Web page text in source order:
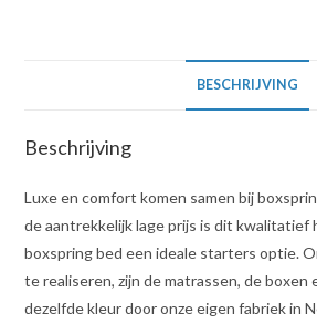
BESCHRIJVING
Beschrijving
Luxe en comfort komen samen bij
de aantrekkelijk lage prijs is dit kwalitatief
boxspring bed een ideale starters optie.
te realiseren, zijn de matrassen, de boxen
dezelfde kleur door onze eigen fabriek in